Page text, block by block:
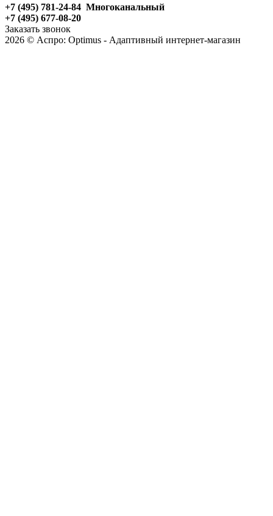
+7 (495) 781-24-84 Многоканальный
+7 (495) 677-08-20
Заказать звонок
2026 © Аспро: Optimus - Адаптивный интернет-магазин